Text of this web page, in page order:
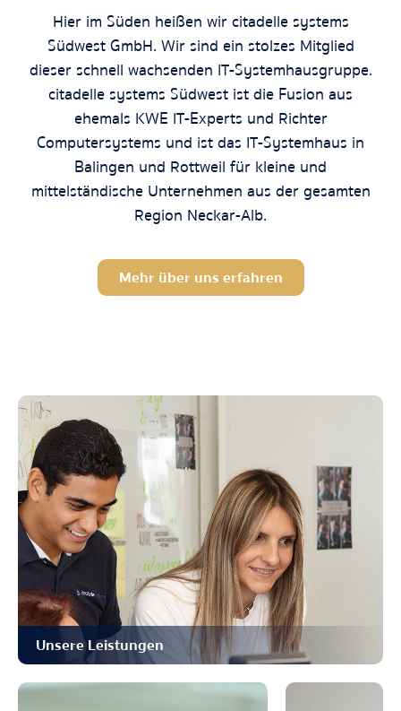
Hier im Süden heißen wir citadelle systems
Südwest GmbH. Wir sind ein stolzes Mitglied
dieser schnell wachsenden IT-Systemhausgruppe.
citadelle systems Südwest ist die Fusion aus
ehemals KWE IT-Experts und Richter
Computersystems und ist das IT-Systemhaus in
Balingen und Rottweil für kleine und
mittelständische Unternehmen aus der gesamten
Region Neckar-Alb.
Mehr über uns erfahren
Unsere Leistungen